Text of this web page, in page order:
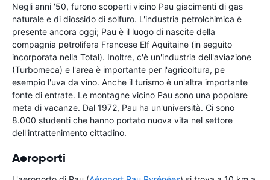
Negli anni '50, furono scoperti vicino Pau giacimenti di gas
naturale e di diossido di solfuro. L'industria petrolchimica è
presente ancora oggi; Pau è il luogo di nascite della
compagnia petrolifera Francese Elf Aquitaine (in seguito
incorporata nella Total). Inoltre, c'è un'industria dell'aviazione
(Turbomeca) e l'area è importante per l'agricoltura, pe
esempio l'uva da vino. Anche il turismo è un'altra importante
fonte di entrate. Le montagne vicino Pau sono una popolare
meta di vacanze. Dal 1972, Pau ha un'università. Ci sono
8.000 studenti che hanno portato nuova vita nel settore
dell'intrattenimento cittadino.
Aeroporti